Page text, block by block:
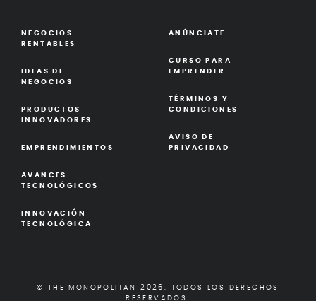
NEGOCIOS
RENTABLES
IDEAS DE
NEGOCIOS
PRODUCTOS
INNOVADORES
EMPRENDIMIENTOS
AVANCES
TECNOLÓGICOS
INNOVACIÓN
TECNOLÓGICA
ANÚNCIATE
CURSO PARA
EMPRENDER
TÉRMINOS Y
CONDICIONES
AVISO DE
PRIVACIDAD
© THE MONOPOLITAN 2026. TODOS LOS DERECHOS
RESERVADOS.